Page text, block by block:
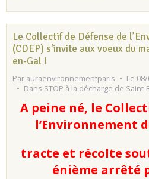
Le Collectif de Défense de
(CDEP) s'invite aux voeux du
en-Gal !
Par auraenvironnementparis
Le
Dans STOP à la décharge de
A peine né, le
l’Environnement
tracte et récolte
énième arrêté